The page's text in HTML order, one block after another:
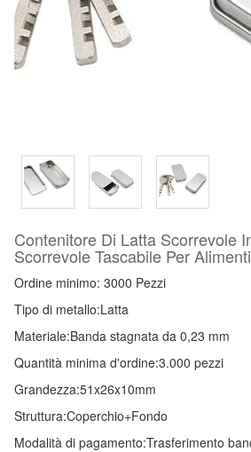
Contenitore Di Latta Scorrevole
Scorrevole Tascabile Per Alimenti
Ordine minimo: 3000 Pezzi
Tipo di metallo:Latta
Materiale:Banda stagnata da 0,23 mm
Quantità minima d'ordine:3.000 pezzi
Grandezza:51x26x10mm
Struttura:Coperchio+Fondo
Modalità di pagamento:Trasferimento